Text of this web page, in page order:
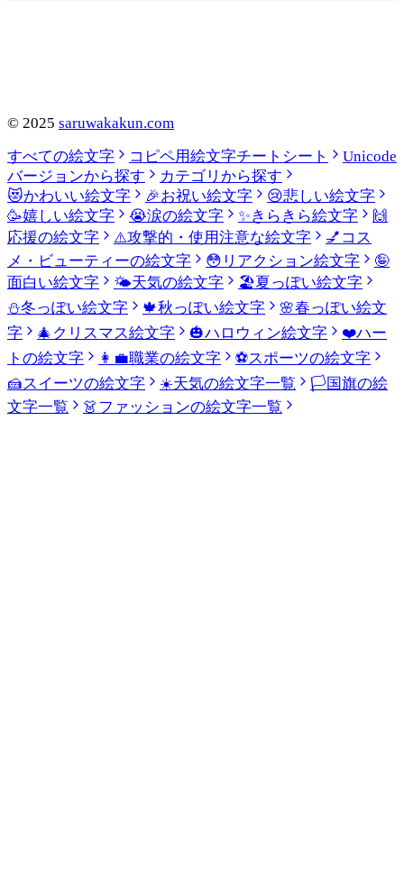
© 2025 saruwakakun.com
すべての絵文字
コピペ用絵文字チートシート
Unicode
バージョンから探す
カテゴリから探す
😻かわいい絵文字 🎉お祝い絵文字 😢悲しい絵文字
🥳嬉しい絵文字 😭涙の絵文字 ✨きらきら絵文字
🙌
応援の絵文字
⚠️攻撃的・使用注意な絵文字 💅 コス
メ・ビューティーの絵文字
😳 リアクション絵文字
🤪
面白い絵文字
🌤️天気の絵文字 🏖️夏っぽい絵文字
⛄冬っぽい絵文字 🍁秋っぽい絵文字 🌸春っぽい絵文
字
🎄 クリスマス絵文字 🎃ハロウィン絵文字 ❤️ハー
トの絵文字
👩‍💼職業の絵文字 ⚽スポーツの絵文字
🍰スイーツの絵文字 ☀️天気の絵文字一覧 🏳️国旗の絵
文字一覧
👗ファッションの絵文字一覧